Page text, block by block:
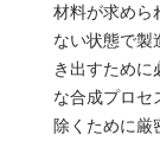
材料が求めら
ない状態で製
き出すために
な合成プロセ
除くために厳